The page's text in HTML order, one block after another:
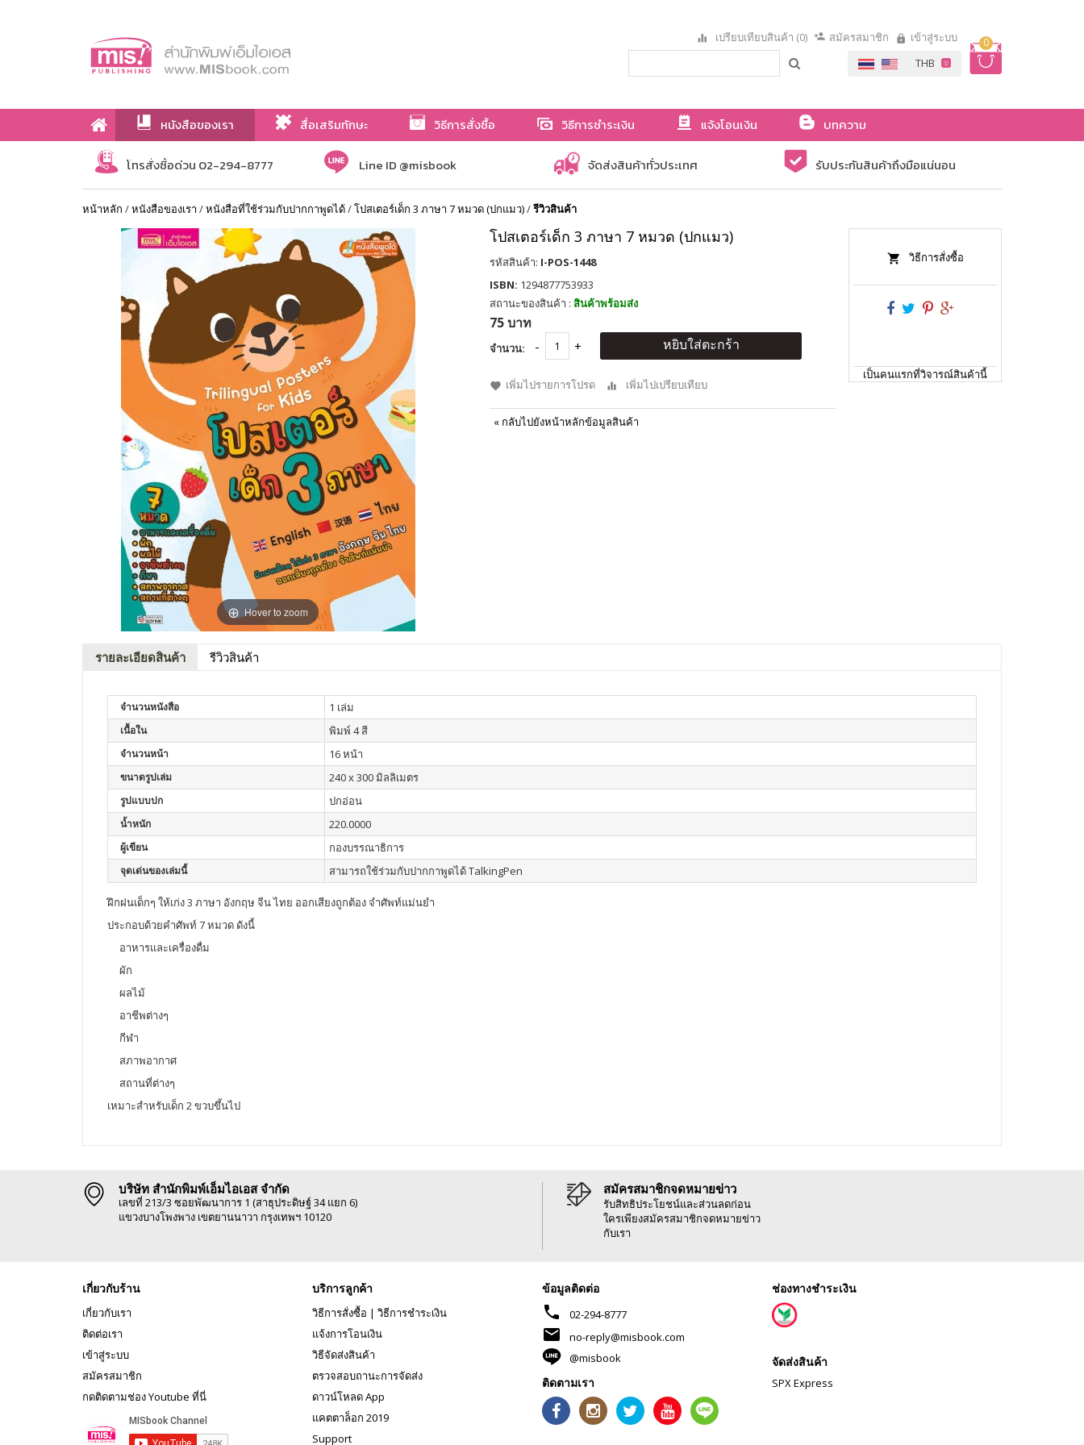
0
เปรียบเทียบสินค้า (0) สมัครสมาชิก เข้าสู่ระบบ
หนังสือของเรา สื่อเสริมทักษะ วิธีการสั่งซื้อ วิธีการชำระเงิน แจ้งโอนเงิน
บทความ
เกี่ยวกับเรา
โทรสั่งซื้อด่วน 02-294-8777 Line ID @misbook จัดส่งสินค้าทั่วประเทศ รับประกันสินค้าถึงมือแน่นอน
หน้าหลัก /หนังสือของเรา /หนังสือที่ใช้ร่วมกับปากกาพูดได้/โปสเตอร์เด็ก 3 ภาษา 7 หมวด (ปกแมว)/รีวิวสินค้า
Hover to zoom
โปสเตอร์เด็ก 3 ภาษา 7 หมวด (ปกแมว)
รหัสสินค้า: I-POS-1448
ISBN: 1294877753933
สถานะของสินค้า : สินค้าพร้อมส่ง
75 บาท
จำนวน: หยิบใส่ตะกร้า
เพิ่มไปรายการโปรด เพิ่มไปเปรียบเทียบ
« กลับไปยังหน้าหลักข้อมูลสินค้า
วิธีการสั่งซื้อ
เป็นคนแรกที่วิจารณ์สินค้านี้
รายละเอียดสินค้า รีวิวสินค้า
จำนวนหนังสือ 1 เล่ม
เนื้อใน พิมพ์ 4 สี
จำนวนหน้า 16 หน้า
ขนาดรูปเล่ม 240 x 300 มิลลิเมตร
รูปแบบปก ปกอ่อน
น้ำหนัก 220.0000
ผู้เขียน กองบรรณาธิการ
จุดเด่นของเล่มนี้ สามารถใช้ร่วมกับปากกาพูดได้ TalkingPen
ฝึกฝนเด็กๆ ให้เก่ง 3 ภาษา อังกฤษ จีน ไทย ออกเสียงถูกต้อง จำศัพท์แม่นยำ
ประกอบด้วยคำศัพท์ 7 หมวด ดังนี้
อาหารและเครื่องดื่ม
ผัก
ผลไม้
อาชีพต่างๆ
กีฬา
สภาพอากาศ
สถานที่ต่างๆ
เหมาะสำหรับเด็ก 2 ขวบขึ้นไป
บริษัท สำนักพิมพ์เอ็มไอเอส จำกัด
เลขที่ 213/3 ซอยพัฒนาการ 1 (สาธุประดิษฐ์ 34 แยก 6)
แขวงบางโพงพาง เขตยานนาวา กรุงเทพฯ 10120
สมัครสมาชิกจดหมายข่าว
รับสิทธิประโยชน์และส่วนลดก่อน
ใครเพียงสมัครสมาชิกจดหมายข่าว
กับเรา
เกี่ยวกับร้าน
เกี่ยวกับเรา
ติดต่อเรา
เข้าสู่ระบบ
สมัครสมาชิก
กดติดตามช่อง Youtube ที่นี่
บริการลูกค้า
วิธีการสั่งซื้อ | วิธีการชำระเงิน
แจ้งการโอนเงิน
วิธีจัดส่งสินค้า
ตรวจสอบถานะการจัดส่ง
ดาวน์โหลด App
แคตตาล็อก 2019
Support
ข้อมูลติดต่อ
phone 02-294-8777
mail
no-reply@misbook.com
@misbook
ติดตามเรา
ช่องทางชำระเงิน
จัดส่งสินค้า
SPX Express